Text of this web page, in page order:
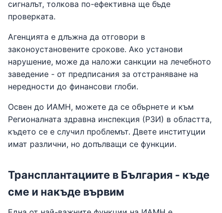
сигналът, толкова по-ефективна ще бъде
проверката.
Агенцията е длъжна да отговори в
законоустановените срокове. Ако установи
нарушение, може да наложи санкции на лечебното
заведение - от предписания за отстраняване на
нередности до финансови глоби.
Освен до ИАМН, можете да се обърнете и към
Регионалната здравна инспекция (РЗИ) в областта,
където се е случил проблемът. Двете институции
имат различни, но допълващи се функции.
Трансплантациите в България - къде
сме и накъде вървим